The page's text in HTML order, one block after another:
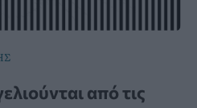
από τις